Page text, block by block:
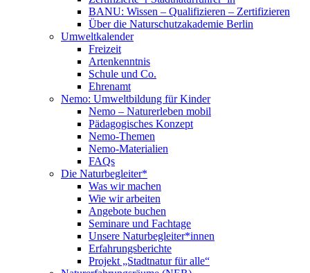
BANU: Wissen – Qualifizieren – Zertifizieren
Über die Naturschutzakademie Berlin
Umweltkalender
Freizeit
Artenkenntnis
Schule und Co.
Ehrenamt
Nemo: Umweltbildung für Kinder
Nemo – Naturerleben mobil
Pädagogisches Konzept
Nemo-Themen
Nemo-Materialien
FAQs
Die Naturbegleiter*
Was wir machen
Wie wir arbeiten
Angebote buchen
Seminare und Fachtage
Unsere Naturbegleiter*innen
Erfahrungsberichte
Projekt „Stadtnatur für alle“